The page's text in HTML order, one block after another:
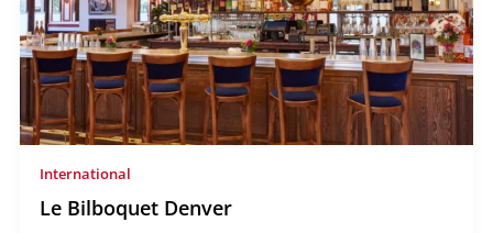
International
Le Bilboquet Denver